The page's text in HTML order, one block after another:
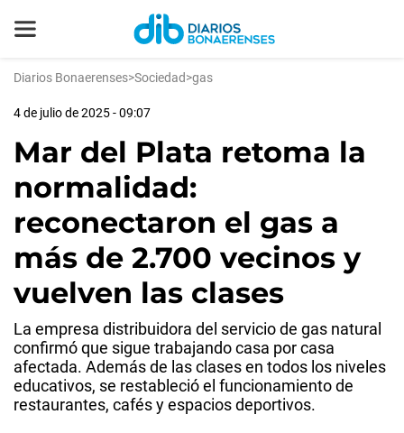
Diarios Bonaerenses>Sociedad>gas
4 de julio de 2025 - 09:07
Mar del Plata retoma la
normalidad:
reconectaron el gas a
más de 2.700 vecinos y
vuelven las clases
La empresa distribuidora del servicio de gas natural
confirmó que sigue trabajando casa por casa
afectada. Además de las clases en todos los niveles
educativos, se restableció el funcionamiento de
restaurantes, cafés y espacios deportivos.